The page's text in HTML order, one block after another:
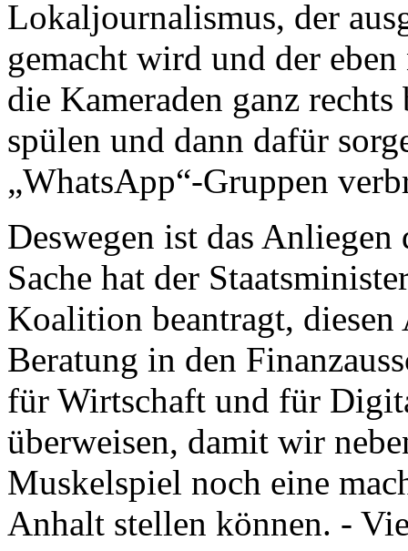
Lokaljournalismus, der
gemacht wird und der
die Kameraden ganz
spülen und dann dafür
„WhatsApp“-Gruppen
Deswegen ist das
Sache hat der
Koalition beantragt,
Beratung in den
für Wirtschaft und für
überweisen, damit wir
Muskelspiel noch eine
Anhalt stellen können. -